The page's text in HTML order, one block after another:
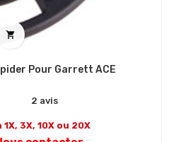

Pour Garrett ACE
2 avis
1X, 3X, 10X ou 20X